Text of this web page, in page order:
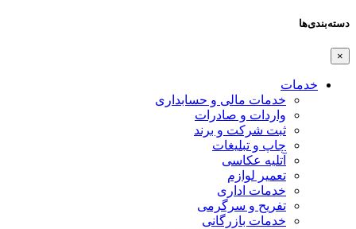
دسته‌بندی‌ها
×
خدمات
خدمات مالی و حسابداری
واردات و صادرات
ثبت شرکت و برند
چاپ و تبلیغات
آتلیه عکاسی
تعمیر لوازم
خدمات اداری
تفریح و سرگرمی
خدمات بازرگانی